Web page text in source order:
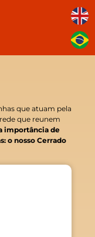
que atuam pela
que reunem
importância de
o nosso Cerrado